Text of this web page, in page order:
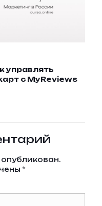
управлять
с MyReviews
*